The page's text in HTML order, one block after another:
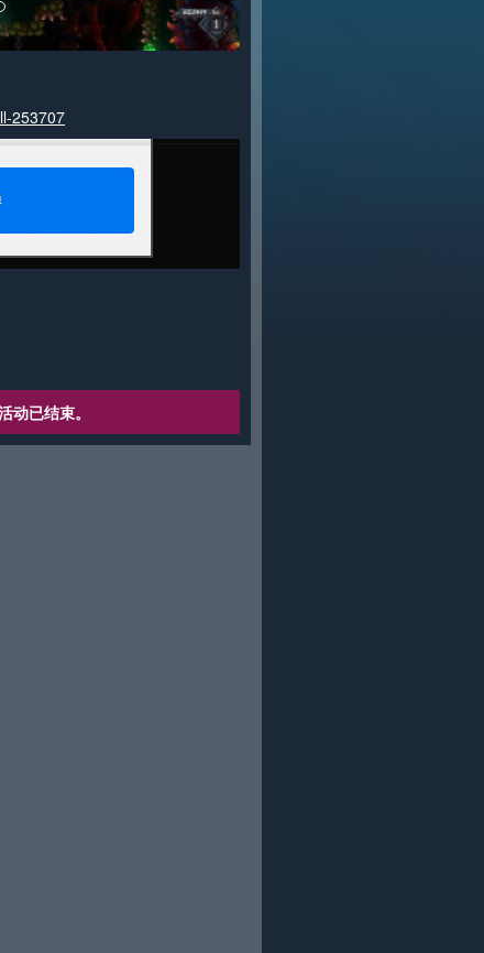
253707
动已结束。